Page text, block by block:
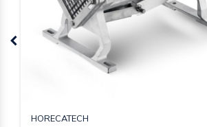
HORECATECH